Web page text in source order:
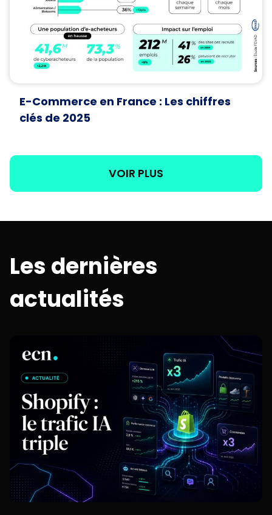
E-Commerce en France : Les chiffres
clés de 2025
VOIR PLUS
Les dernières
actualités